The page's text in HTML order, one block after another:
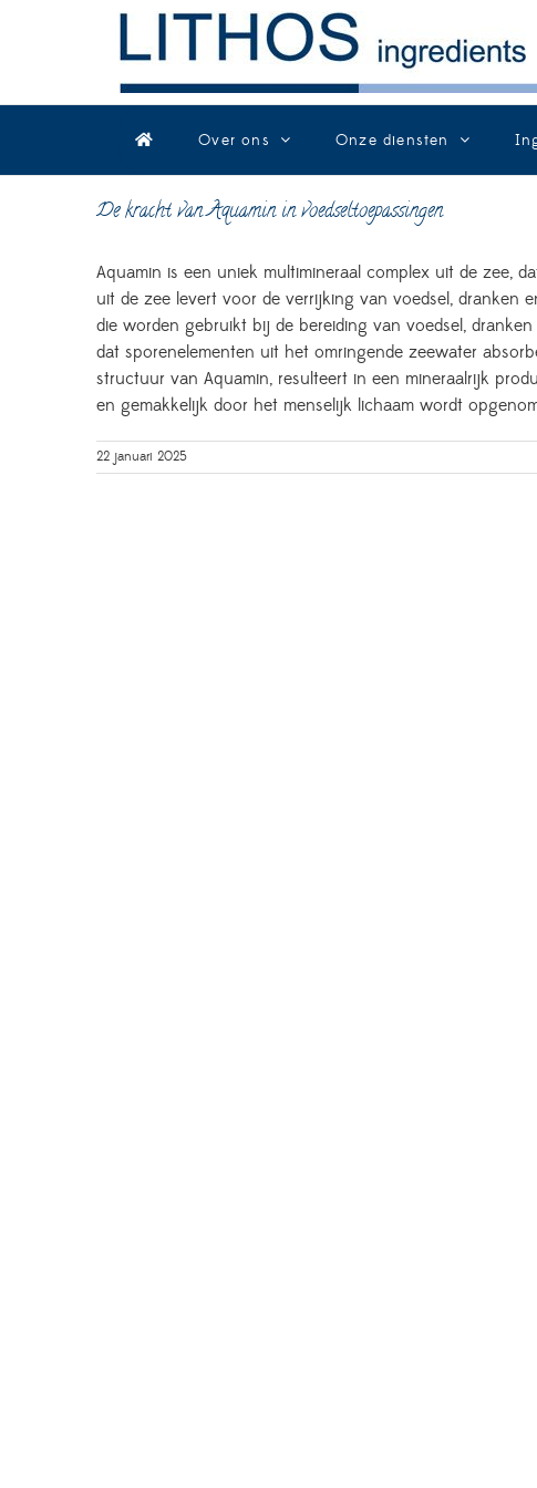
Over ons Onze diensten
De kracht van Aquamin in voedseltoepassingen
Aquamin is een uniek multimineraal complex uit de zee,
uit de zee levert voor de verrijking van voedsel, dranken
die worden gebruikt bij de bereiding van voedsel,
dat sporenelementen uit het omringende zeewater
structuur van Aquamin, resulteert in een mineraalrijk
en gemakkelijk door het menselijk lichaam wordt
22 januari 2025